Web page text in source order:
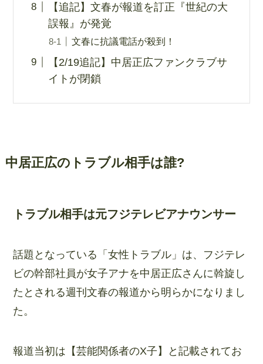
【追記】文春が報道を訂正『世紀の大
誤報』が発覚
文春に抗議電話が殺到！
【2/19追記】中居正広ファンクラブサ
イトが閉鎖
中居正広のトラブル相手は誰?
トラブル相手は元フジテレビアナウンサー
話題となっている「女性トラブル」は、フジテレ
ビの幹部社員が女子アナを中居正広さんに斡旋し
たとされる週刊文春の報道から明らかになりまし
た。
報道当初は【芸能関係者のX子】と記載されてお